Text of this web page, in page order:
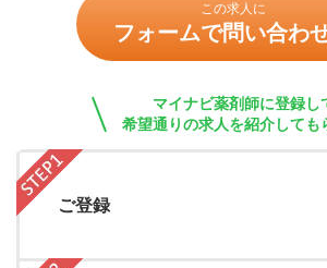
この求人に
フォームで問い合わ
マイナビ薬剤師に登録し
希望通りの求人を紹介しても
ご登録